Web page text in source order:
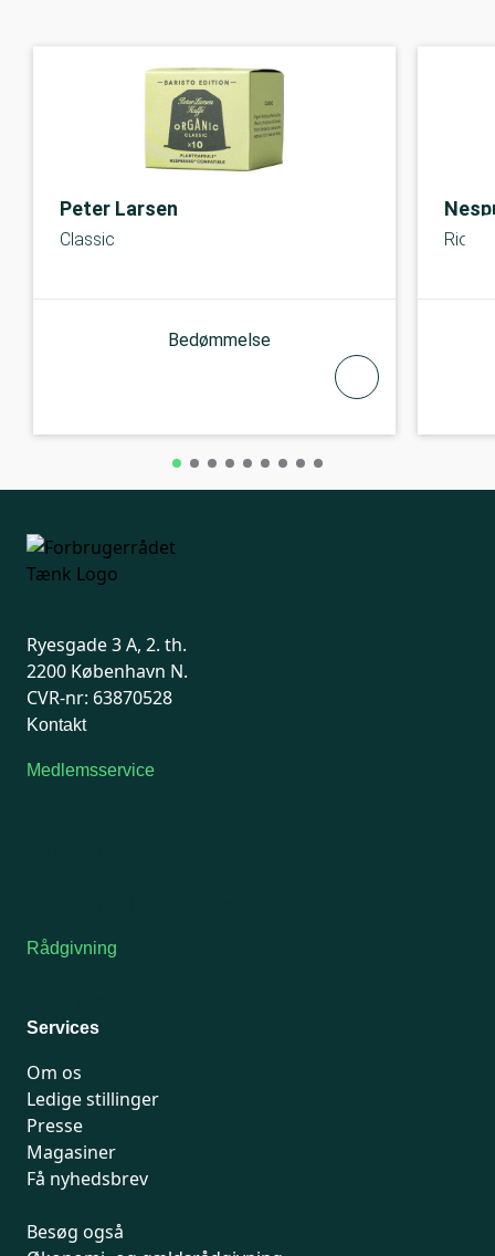
Peter Larsen
Classic
Bedømmelse
Rio
Ryesgade 3 A, 2. th.
2200 København N.
CVR-nr: 63870528
Kontakt
Medlemsservice
Rådgivning
Services
Om os
Ledige stillinger
Presse
Magasiner
Få nyhedsbrev
Besøg også